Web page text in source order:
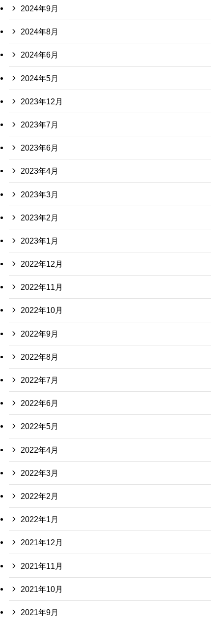
2024年9月
2024年8月
2024年6月
2024年5月
2023年12月
2023年7月
2023年6月
2023年4月
2023年3月
2023年2月
2023年1月
2022年12月
2022年11月
2022年10月
2022年9月
2022年8月
2022年7月
2022年6月
2022年5月
2022年4月
2022年3月
2022年2月
2022年1月
2021年12月
2021年11月
2021年10月
2021年9月